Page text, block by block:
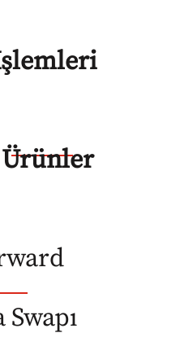
Kurumsal ve Ticari Krediler
Swapı